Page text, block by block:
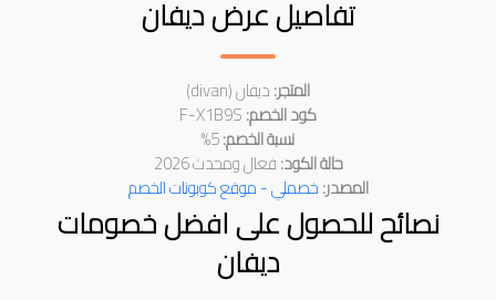
تفاصيل عرض ديفان
المتجر:ديفان (divan)
كود الخصم:
نسبة الخصم:
حالة الكود:فعال ومحدث 2026
المصدر:خصملي - موقع كوبونات الخصم
نصائح للحصول على افضل خصومات
ديفان